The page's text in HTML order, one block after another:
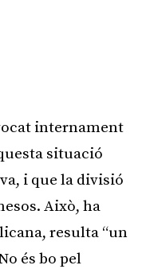
internament
situació
i que la divisió
Això, ha
resulta “un
és bo pel